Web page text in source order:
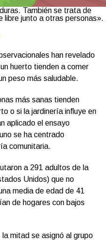
También se trata de
libre junto a otras personas».
han revelado
huerto tienden a comer
peso más saludable.
más sanas tienden
o si la jardinería influye en
aplicado el ensayo
se ha centrado
comunitaria.
a 291 adultos de la
Unidos) que no
media de edad de 41
de hogares con bajos
mitad se asignó al grupo